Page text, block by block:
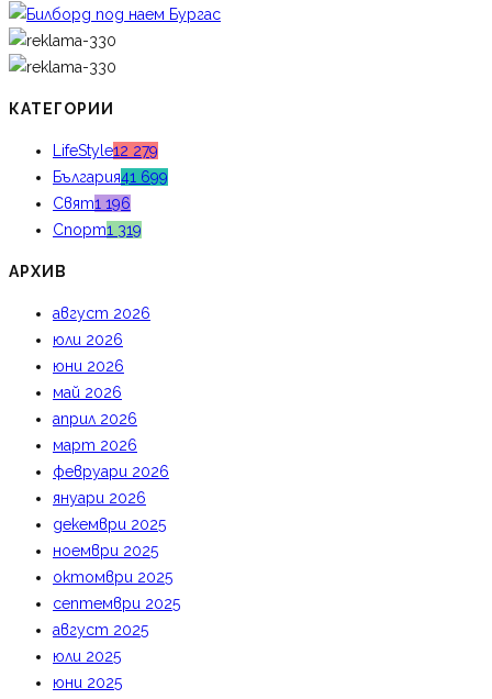
КАТЕГОРИИ
LifeStyle12 279
България41 699
Свят1 196
Спорт1 319
АРХИВ
август 2026
юли 2026
юни 2026
май 2026
април 2026
март 2026
февруари 2026
януари 2026
декември 2025
ноември 2025
октомври 2025
септември 2025
август 2025
юли 2025
юни 2025